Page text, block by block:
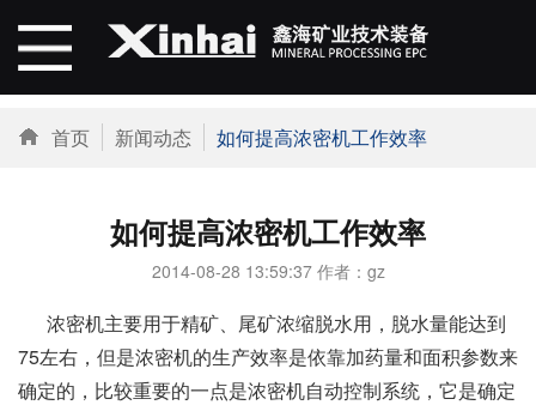
首页 新闻动态 如何提高浓密机工作效率
如何提高浓密机工作效率
2014-08-28 13:59:37 作者：gz
浓密机主要用于精矿、尾矿浓缩脱水用，脱水量能达到
75左右，但是浓密机的生产效率是依靠加药量和面积参数来
确定的，比较重要的一点是浓密机自动控制系统，它是确定